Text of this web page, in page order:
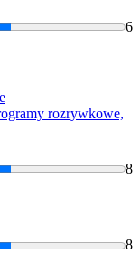
6
rozrywkowe,
8
8